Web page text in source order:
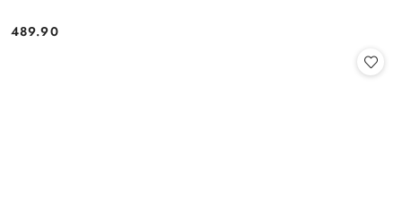
Cena:
489.90